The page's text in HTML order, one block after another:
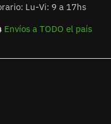
Lu-Vi: 9 a 17hs
Envíos a TODO el país